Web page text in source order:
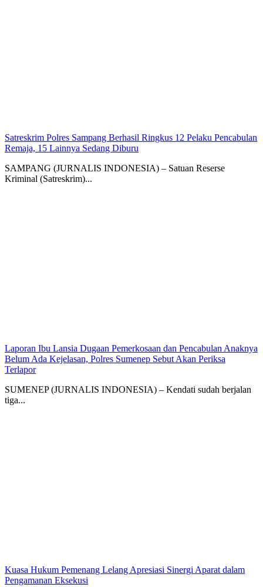
Satreskrim Polres Sampang Berhasil Ringkus 12 Pelaku Pencabulan
Remaja, 15 Lainnya Sedang Diburu
SAMPANG (JURNALIS INDONESIA) – Satuan Reserse
Kriminal (Satreskrim)...
Laporan Ibu Lansia Dugaan Pemerkosaan dan Pencabulan Anaknya
Belum Ada Kejelasan, Polres Sumenep Sebut Akan Periksa
Terlapor
SUMENEP (JURNALIS INDONESIA) – Kendati sudah berjalan
tiga...
Kuasa Hukum Pemenang Lelang Apresiasi Sinergi Aparat dalam
Pengamanan Eksekusi